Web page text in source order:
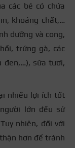
các bé có chứa
khoáng chất,…
dưỡng và cong,
trứng gà, các
đen,…), sữa tươi,
nhiều lợi ích tốt
lớn đều sử
nhiên, đối với
hơn để tránh